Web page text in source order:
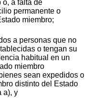
o, a falta de
permanente o
miembro;
a personas que no
o tengan su
habitual en un
miembro
sean expedidos o
distinto del Estado
a), y